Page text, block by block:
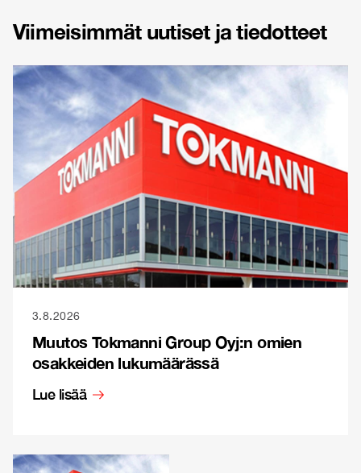
Viimeisimmät uutiset ja tiedotteet
3.8.2026
Muutos Tokmanni Group Oyj:n omien
osakkeiden lukumäärässä
Lue lisää